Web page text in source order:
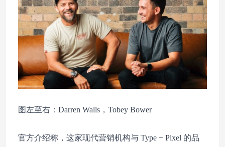
图左至右：Darren Walls，Tobey Bower
官方介绍称，这家现代营销机构与 Type + Pixel 的品